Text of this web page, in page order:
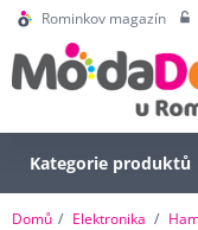
Rominkov magazín
Kategorie produktů
Domů Elektronika